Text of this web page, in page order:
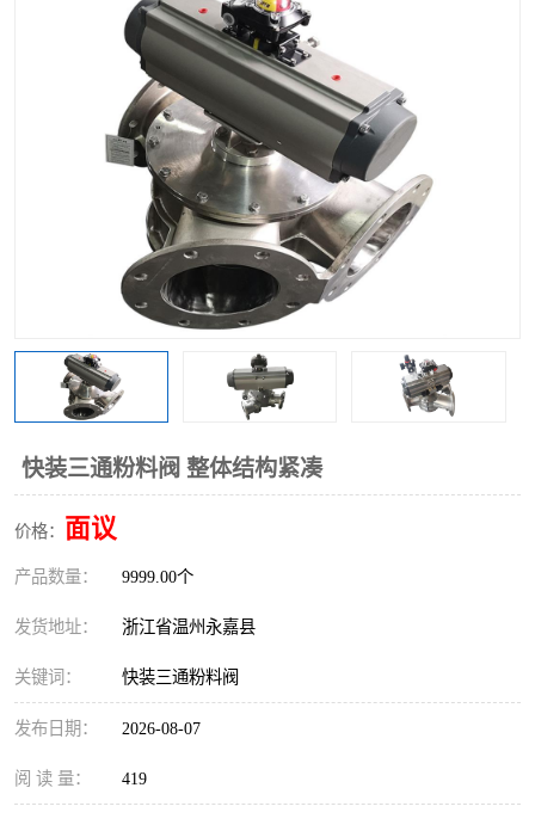
快装三通粉料阀 整体结构紧凑
价格： 面议
产品数量： 9999.00个
发货地址： 浙江省温州永嘉县
关键词： 快装三通粉料阀
发布日期： 2026-08-07
阅 读 量： 419
Y型三通阀 粉体三通阀
不锈钢三通阀
Y型转向阀 翻板转向阀
Y型球阀
气动球阀
Y型分路阀
粉体分路阀
管道换向器